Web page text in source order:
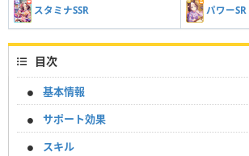
スタミナSSR パワーSR
目次
基本情報
サポート効果
スキル